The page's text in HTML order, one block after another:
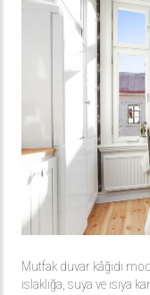
Mutfak duvar kâğıdı
ıslaklığa, suya ve ısıya